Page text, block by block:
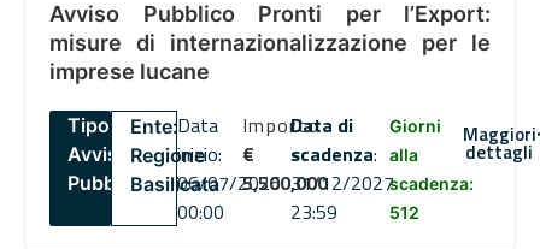
Avviso Pubblico Pronti per l’Export:
misure di internazionalizzazione per le
imprese lucane
Tipo:
Avviso
Pubblico
Ente:
Regione
Basilicata
Data
inizio:
06/07/2026
00:00
Importo
€
5,500,000
Data di
scadenza:
31/12/2027
23:59
Giorni
alla
scadenza:
512
Maggiori
dettagli